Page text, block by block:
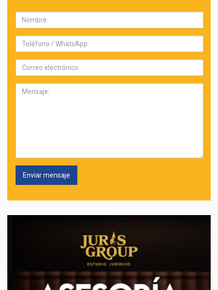
Nombre:
Teléfono:
Correo
electrónico:
Mensaje: